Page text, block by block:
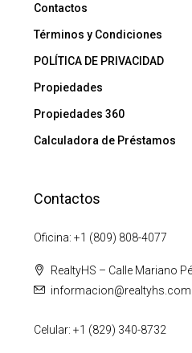
Contactos
Términos y Condiciones
POLÍTICA DE PRIVACIDAD
Propiedades
Propiedades 360
Calculadora de Préstamos
Contactos
Oficina: +1 (809) 808-4077
RealtyHS – Calle Mariano
informacion@realtyhs.com
Celular: +1 (829) 340-8732